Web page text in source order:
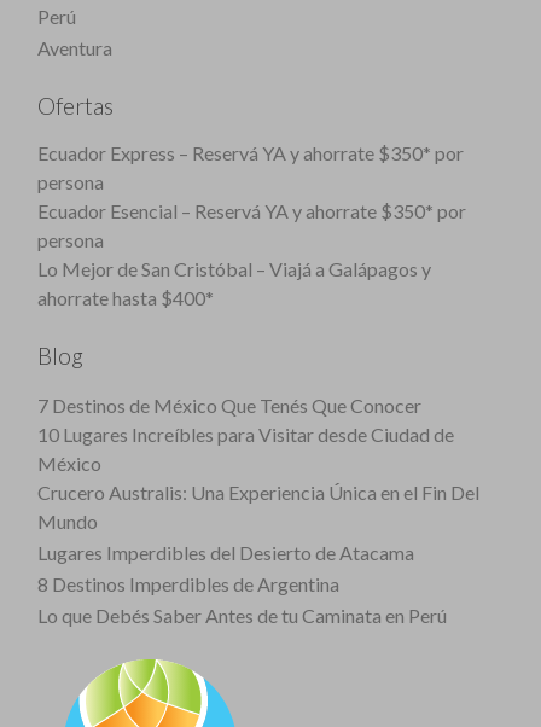
Perú
Aventura
Ofertas
Ecuador Express – Reservá YA y ahorrate $350* por
persona
Ecuador Esencial – Reservá YA y ahorrate $350* por
persona
Lo Mejor de San Cristóbal – Viajá a Galápagos y
ahorrate hasta $400*
Blog
7 Destinos de México Que Tenés Que Conocer
10 Lugares Increíbles para Visitar desde Ciudad de
México
Crucero Australis: Una Experiencia Única en el Fin Del
Mundo
Lugares Imperdibles del Desierto de Atacama
8 Destinos Imperdibles de Argentina
Lo que Debés Saber Antes de tu Caminata en Perú